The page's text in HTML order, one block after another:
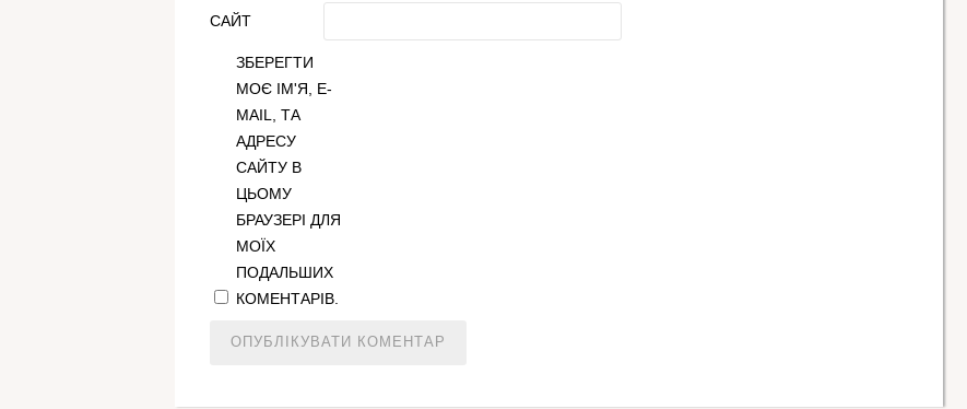
САЙТ
ЗБЕРЕГТИ
МОЄ ІМ'Я, E-
MAIL, ТА
АДРЕСУ
САЙТУ В
ЦЬОМУ
БРАУЗЕРІ ДЛЯ
МОЇХ
ПОДАЛЬШИХ
КОМЕНТАРІВ.